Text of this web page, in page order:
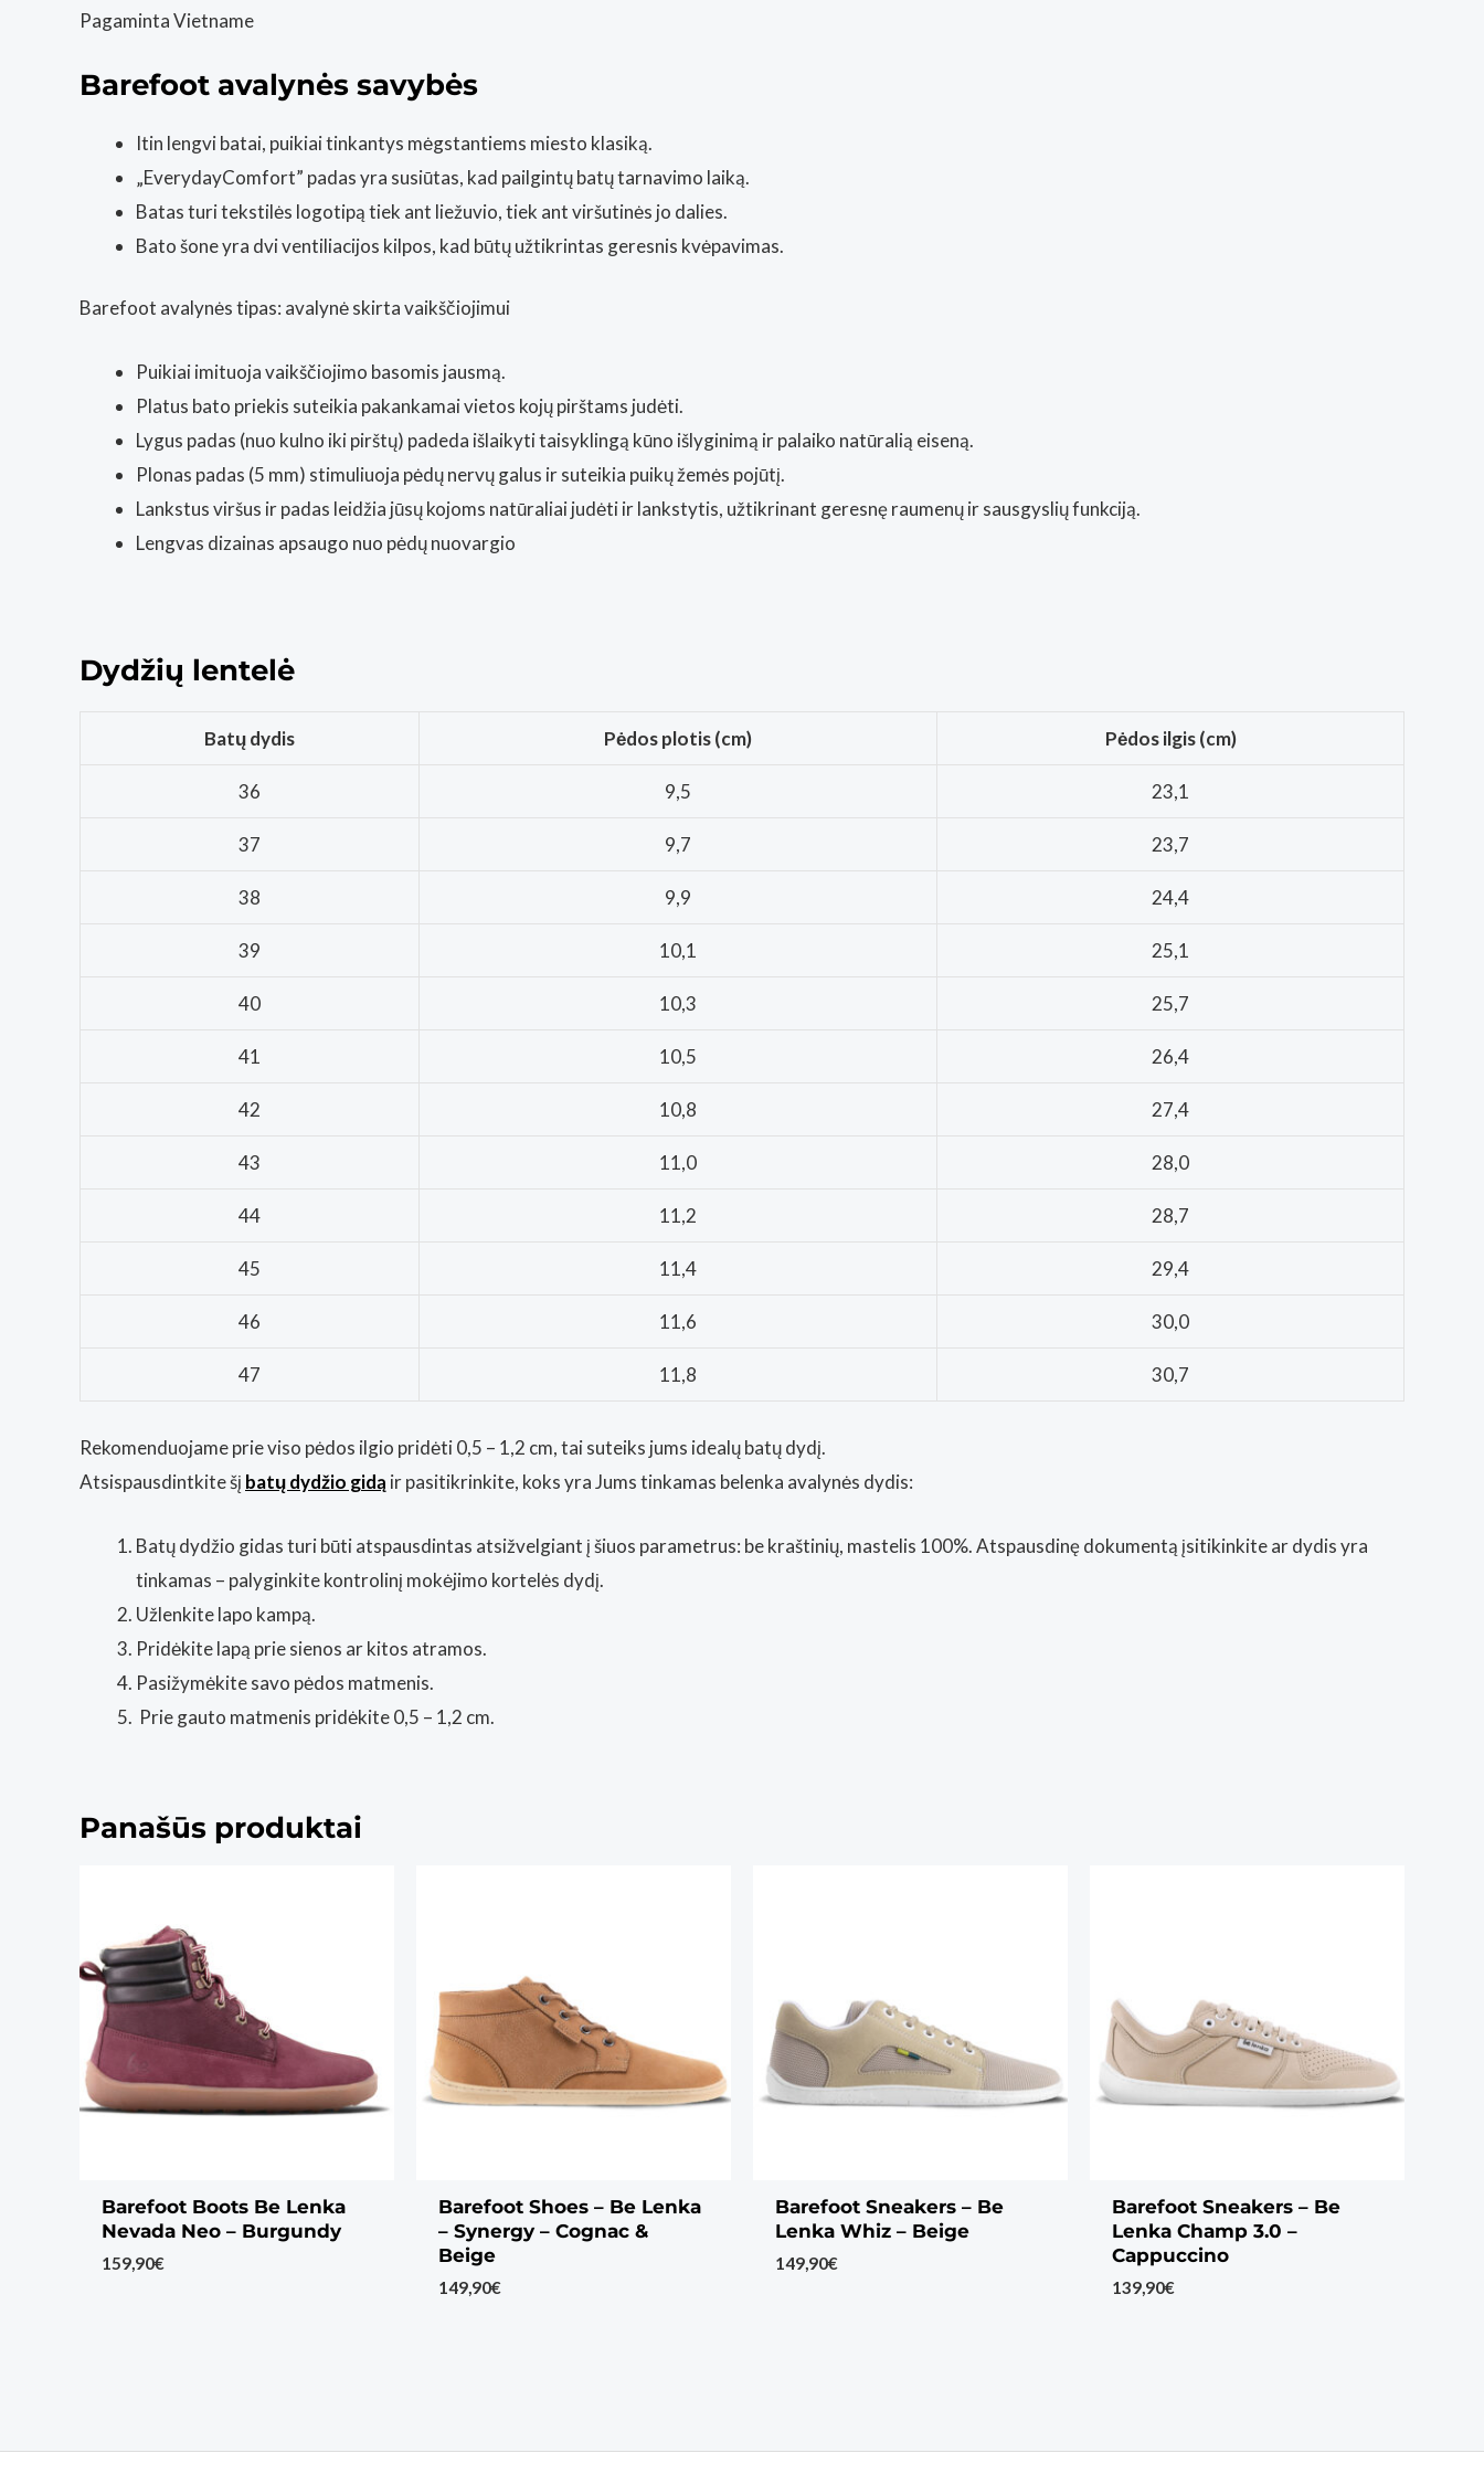
Pagaminta Vietname
Barefoot avalynės savybės
Itin lengvi batai, puikiai tinkantys mėgstantiems miesto klasiką.
„EverydayComfort” padas yra susiūtas, kad pailgintų batų tarnavimo laiką.
Batas turi tekstilės logotipą tiek ant liežuvio, tiek ant viršutinės jo dalies.
Bato šone yra dvi ventiliacijos kilpos, kad būtų užtikrintas geresnis kvėpavimas.
Barefoot avalynės tipas: avalynė skirta vaikščiojimui
Puikiai imituoja vaikščiojimo basomis jausmą.
Platus bato priekis suteikia pakankamai vietos kojų pirštams judėti.
Lygus padas (nuo kulno iki pirštų) padeda išlaikyti taisyklingą kūno išlyginimą ir palaiko natūralią eiseną.
Plonas padas (5 mm) stimuliuoja pėdų nervų galus ir suteikia puikų žemės pojūtį.
Lankstus viršus ir padas leidžia jūsų kojoms natūraliai judėti ir lankstytis, užtikrinant geresnę raumenų ir sausgyslių funkciją.
Lengvas dizainas apsaugo nuo pėdų nuovargio
Dydžių lentelė
Batų dydis Pėdos plotis (cm) Pėdos ilgis (cm)
36 9,5 23,1
37 9,7 23,7
38 9,9 24,4
39 10,1 25,1
40 10,3 25,7
41 10,5 26,4
42 10,8 27,4
43 11,0 28,0
44 11,2 28,7
45 11,4 29,4
46 11,6 30,0
47 11,8 30,7
Rekomenduojame prie viso pėdos ilgio pridėti 0,5 – 1,2 cm, tai suteiks jums idealų batų dydį.
Atsispausdintkite šį batų dydžio gidą ir pasitikrinkite, koks yra Jums tinkamas belenka avalynės dydis:
Batų dydžio gidas turi būti atspausdintas atsižvelgiant į šiuos parametrus: be kraštinių, mastelis 100%. Atspausdinę dokumentą įsitikinkite ar dydis yra
tinkamas – palyginkite kontrolinį mokėjimo kortelės dydį.
Užlenkite lapo kampą.
Pridėkite lapą prie sienos ar kitos atramos.
Pasižymėkite savo pėdos matmenis.
Prie gauto matmenis pridėkite 0,5 – 1,2 cm.
Panašūs produktai
Barefoot Boots Be Lenka
Nevada Neo – Burgundy
159,90€
Barefoot Shoes – Be Lenka
– Synergy – Cognac &
Beige
149,90€
Barefoot Sneakers – Be
Lenka Whiz – Beige
149,90€
Barefoot Sneakers – Be
Lenka Champ 3.0 –
Cappuccino
139,90€